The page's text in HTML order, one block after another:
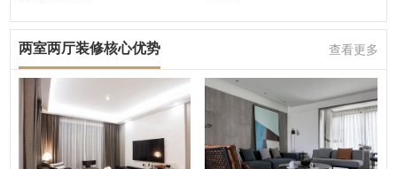
两室两厅装修核心优势 查看更多